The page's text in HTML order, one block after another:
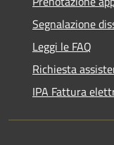
Segnalazione
Leggi le FAQ
Richiesta
IPA Fattura